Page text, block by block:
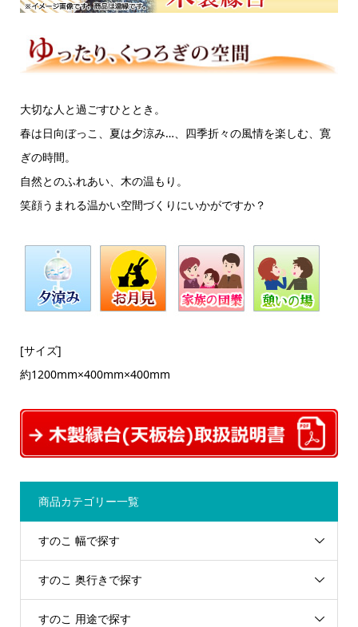
大切な人と過ごすひととき。
春は日向ぼっこ、夏は夕涼み…、四季折々の風情を楽しむ、寛
ぎの時間。
自然とのふれあい、木の温もり。
笑顔うまれる温かい空間づくりにいかがですか？
[サイズ]
約1200mm×400mm×400mm
商品カテゴリー一覧
すのこ 幅で探す
すのこ 奥行きで探す
すのこ 用途で探す